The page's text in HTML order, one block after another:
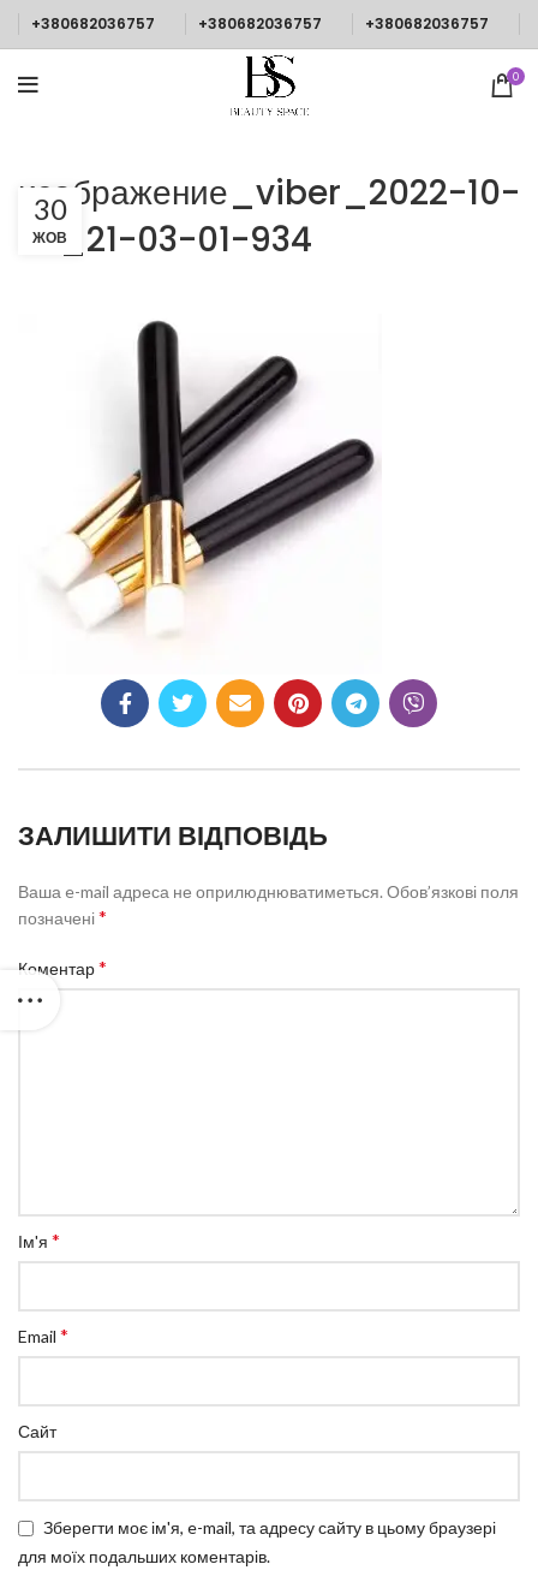
+380682036757 +380682036757 +380682036757
0
изображение_viber_2022-10-
30_21-03-01-934
30
ЖОВ
ЗАЛИШИТИ ВІДПОВІДЬ
Ваша e-mail адреса не оприлюднюватиметься. Обов’язкові поля
позначені*
Коментар*
Ім'я *
Email *
Сайт
Зберегти моє ім'я, e-mail, та адресу сайту в цьому браузері
для моїх подальших коментарів.